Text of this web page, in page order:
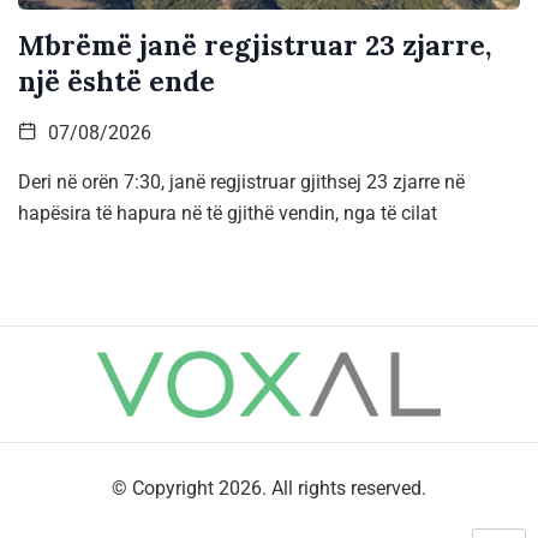
Mbrëmë janë regjistruar 23 zjarre,
një është ende
07/08/2026
Deri në orën 7:30, janë regjistruar gjithsej 23 zjarre në
hapësira të hapura në të gjithë vendin, nga të cilat
© Copyright 2026. All rights reserved.